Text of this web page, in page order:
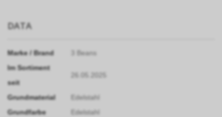
DATA
Marke / Brand
3 Beans
Im Sortiment
seit
Grundmaterial
Edelstahl
Grundfarbe
Edelstahl